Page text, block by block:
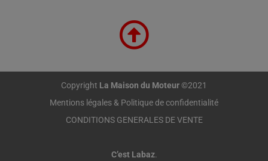
Copyright La Maison du Moteur©2021
Mentions légales & Politique de confidentialité
CONDITIONS GENERALES DE VENTE
C’est Labaz.